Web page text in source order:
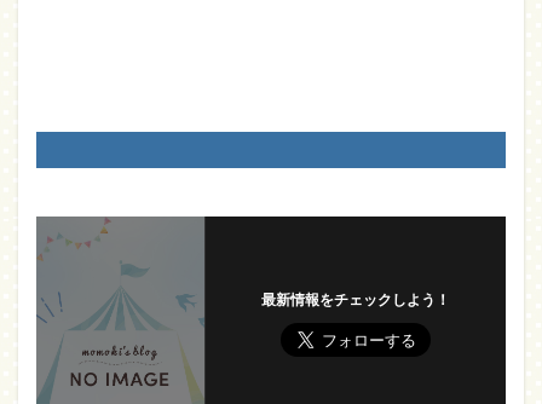
最新情報をチェックしよう！